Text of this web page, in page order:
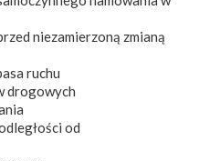
niezamierzoną zmianą
ruchu
drogowych
od